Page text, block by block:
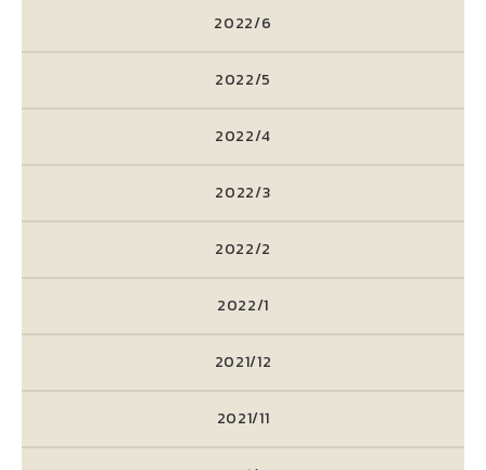
2022/6
2022/5
2022/4
2022/3
2022/2
2022/1
2021/12
2021/11